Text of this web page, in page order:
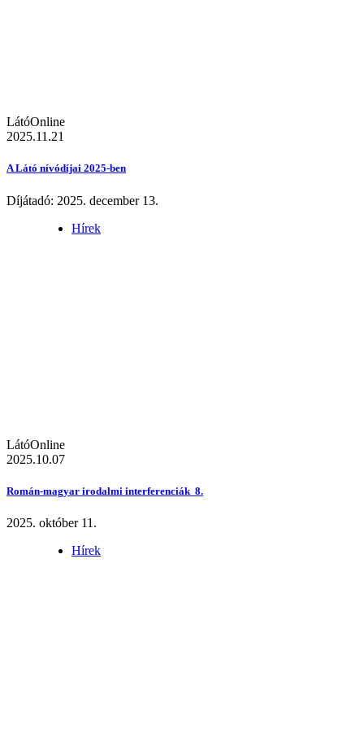
LátóOnline
2025.11.21
A Látó nívódíjai 2025-ben
Díjátadó: 2025. december 13.
Hírek
LátóOnline
2025.10.07
Román-magyar irodalmi interferenciák 8.
2025. október 11.
Hírek